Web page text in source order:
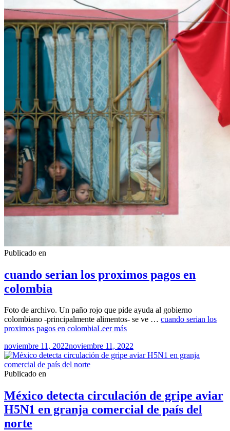
Publicado en
cuando serian los proximos pagos en
colombia
Foto de archivo. Un paño rojo que pide ayuda al gobierno
colombiano -principalmente alimentos- se ve … cuando serian los
proximos pagos en colombiaLeer más
noviembre 11, 2022noviembre 11, 2022
Publicado en
México detecta circulación de gripe aviar
H5N1 en granja comercial de país del
norte